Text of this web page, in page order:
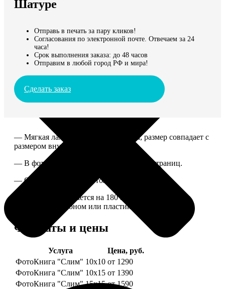
Шатуре
Отправь в печать за пару кликов!
Согласования по электронной почте. Отвечаем за 24
часа!
Срок выполнения заказа: до 48 часов
Отправим в любой город РФ и мира!
Сделать заказ
— Мягкая ламинированная обложка, размер совпадает с
размером внутреннего блока.
— В фотокниге может быть от 10 до 50 страниц.
— Страницы плотные, толщина 1 мм.
— Книга раскрывается на 180 градусов, развороты
укреплены картоном или пластиком.
Форматы и цены
Услуга
Цена, руб.
ФотоКнига "Слим" 10x10 от 1290
ФотоКнига "Слим" 10x15 от 1390
ФотоКнига "Слим" 15x15 от 1590